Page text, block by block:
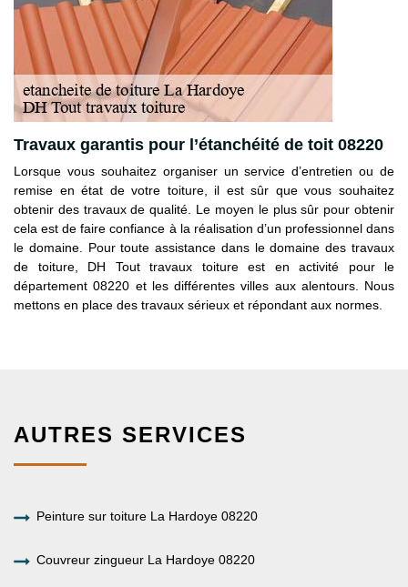
Travaux garantis pour l’étanchéité de toit 08220
Lorsque vous souhaitez organiser un service d’entretien ou de
remise en état de votre toiture, il est sûr que vous souhaitez
obtenir des travaux de qualité. Le moyen le plus sûr pour obtenir
cela est de faire confiance à la réalisation d’un professionnel dans
le domaine. Pour toute assistance dans le domaine des travaux
de toiture, DH Tout travaux toiture est en activité pour le
département 08220 et les différentes villes aux alentours. Nous
mettons en place des travaux sérieux et répondant aux normes.
AUTRES SERVICES
Peinture sur toiture La Hardoye 08220
Couvreur zingueur La Hardoye 08220